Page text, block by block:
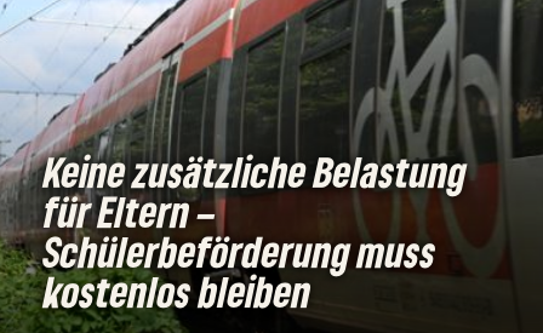
Keine zusätzliche Belastung
für Eltern –
Schülerbeförderung muss
kostenlos bleiben